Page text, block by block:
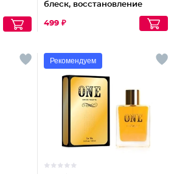
блеск, восстановление
499 ₽
Рекомендуем